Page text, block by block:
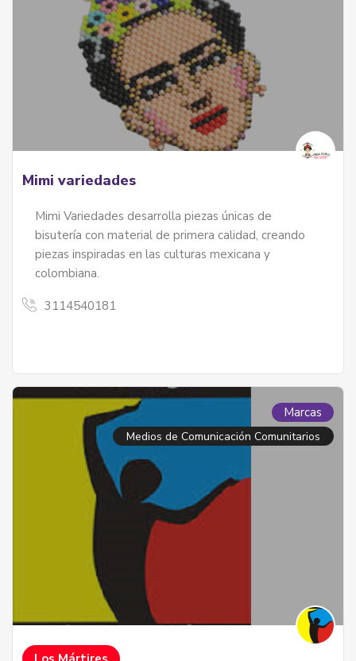
Mimi variedades
Mimi Variedades desarrolla piezas únicas de
bisutería con material de primera calidad, creando
piezas inspiradas en las culturas mexicana y
colombiana.
3114540181
Marcas
Medios de Comunicación Comunitarios